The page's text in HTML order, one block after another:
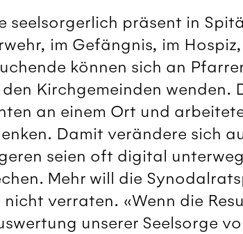
seelsorgerlich präsent in
im Gefängnis, im
können sich an
Kirchgemeinden wenden.
an einem Ort und
Damit verändere sich
seien oft digital
Mehr will die
verraten. «Wenn die
unserer Seelsorge